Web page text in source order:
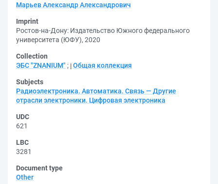
Марьев Александр Александрович
Imprint
Ростов-на-Дону: Издательство Южного федерального
университета (ЮФУ), 2020
Collection
ЭБС "ZNANIUM" ; Общая коллекция
Subjects
Радиоэлектроника. Автоматика. Связь — Другие
отрасли электроники. Цифровая электроника
UDC
621
LBC
3281
Document type
Other